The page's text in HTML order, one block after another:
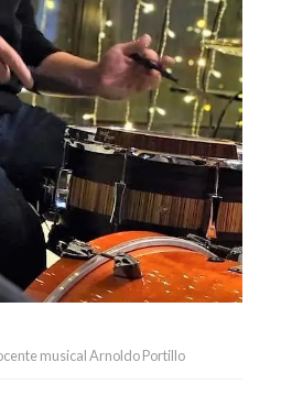
musical Arnoldo Portillo